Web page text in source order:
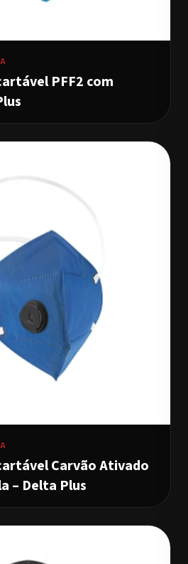
PFF2 com
Carvão Ativado
– Delta Plus